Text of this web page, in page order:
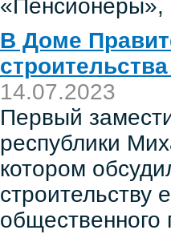
В Доме
14.07.2023
Первый
республики
котором
строительству
общественного